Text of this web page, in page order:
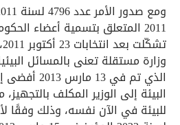
2011 المتعلق بتسمية أعضاء
وزارة مستقلة تعنى بالمسائل
الذي تم في
البيئة إلى الوزير المكلف